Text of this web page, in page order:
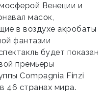
Венеции и
масок,
в воздухе акробаты
фантазии
будет показан
премьеры
Compagnia Finzi
46 странах мира.